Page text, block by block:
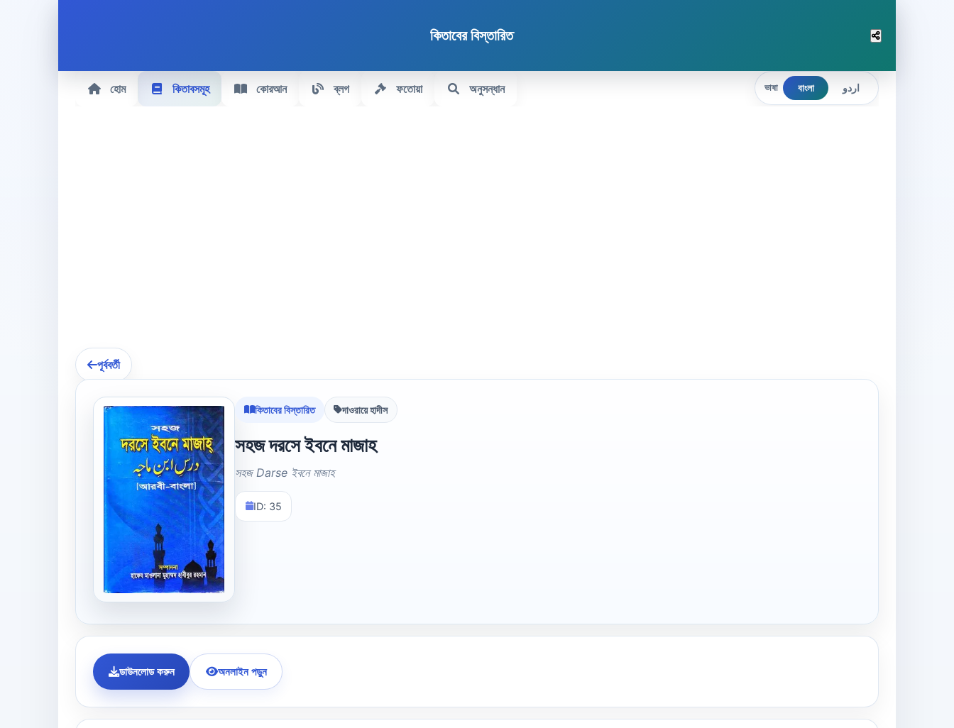
কিতাবের বিস্তারিত
হোম কিতাবসমূহ কোরআন ব্লগ ফতোয়া অনুসন্ধান ভাষা বাংলা اردو
পূর্ববর্তী
কিতাবের বিস্তারিত দাওরায়ে হাদীস
সহজ দরসে ইবনে মাজাহ
সহজ Darse ইবনে মাজাহ
ID: 35
ডাউনলোড করুন অনলাইন পড়ুন